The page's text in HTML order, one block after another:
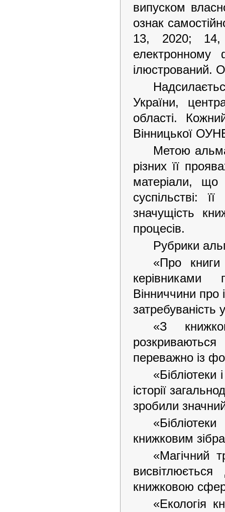
випуском
ознак
13, 2020; 14,
електронному
ілюстрований.
України,
області.
Вінницької
Метою
різних її
матеріали, що
суспільстві:
значущість
процесів.
Рубрики
«Про
керівниками
Вінниччини про
затребуваність
«З
розкриваються
переважно із
«Бібліотеки
історії
зробили
книжковим
«Магічний
книжковою
«Екологія